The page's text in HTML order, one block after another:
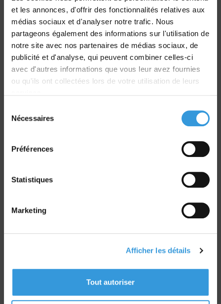
et les annonces, d'offrir des fonctionnalités relatives aux
médias sociaux et d'analyser notre trafic. Nous
partageons également des informations sur l'utilisation de
notre site avec nos partenaires de médias sociaux, de
publicité et d'analyse, qui peuvent combiner celles-ci
avec d'autres informations que vous leur avez fournies
ou qu'ils ont collectées lors de votre utilisation de leurs
Nécessaires
Préférences
Statistiques
Marketing
Afficher les détails
Tout autoriser
Livraison
dans le monde entier
CD 64 - CS22265
F 27950 SAINT MARCEL
www.cnpp.com